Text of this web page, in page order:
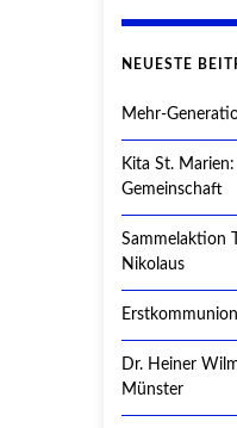
NEUESTE
Mehr-
Kita St.
Gemeinschaft
Sammelaktion
Nikolaus
Dr. Heiner
Münster